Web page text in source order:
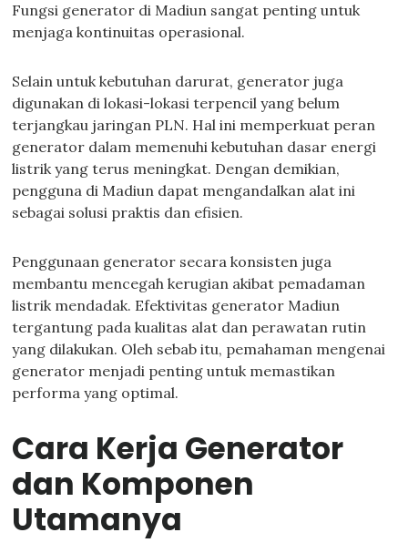
Fungsi generator di Madiun sangat penting untuk
menjaga kontinuitas operasional.
Selain untuk kebutuhan darurat, generator juga
digunakan di lokasi-lokasi terpencil yang belum
terjangkau jaringan PLN. Hal ini memperkuat peran
generator dalam memenuhi kebutuhan dasar energi
listrik yang terus meningkat. Dengan demikian,
pengguna di Madiun dapat mengandalkan alat ini
sebagai solusi praktis dan efisien.
Penggunaan generator secara konsisten juga
membantu mencegah kerugian akibat pemadaman
listrik mendadak. Efektivitas generator Madiun
tergantung pada kualitas alat dan perawatan rutin
yang dilakukan. Oleh sebab itu, pemahaman mengenai
generator menjadi penting untuk memastikan
performa yang optimal.
Cara Kerja Generator
dan Komponen
Utamanya